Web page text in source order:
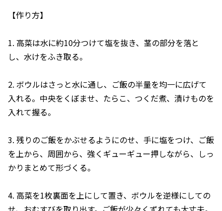
【作り方】
1. 高菜は水に約10分つけて塩を抜き、茎の部分を落と
し、水けをふき取る。
2. ボウルはさっと水に通し、ご飯の半量を均一に広げて
入れる。中央をくぼませ、たらこ、つくだ煮、漬けものを
入れて握る。
3. 残りのご飯をかぶせるようにのせ、手に塩をつけ、ご飯
を上から、周囲から、強くギューギュー押しながら、しっ
かりまとめて形づくる。
4. 高菜を1枚裏面を上にして置き、ボウルを逆様にしての